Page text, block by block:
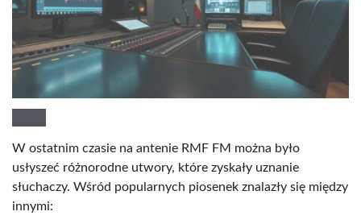
W ostatnim czasie na antenie RMF FM można było
usłyszeć różnorodne utwory, które zyskały uznanie
słuchaczy. Wśród popularnych piosenek znalazły się między
innymi: